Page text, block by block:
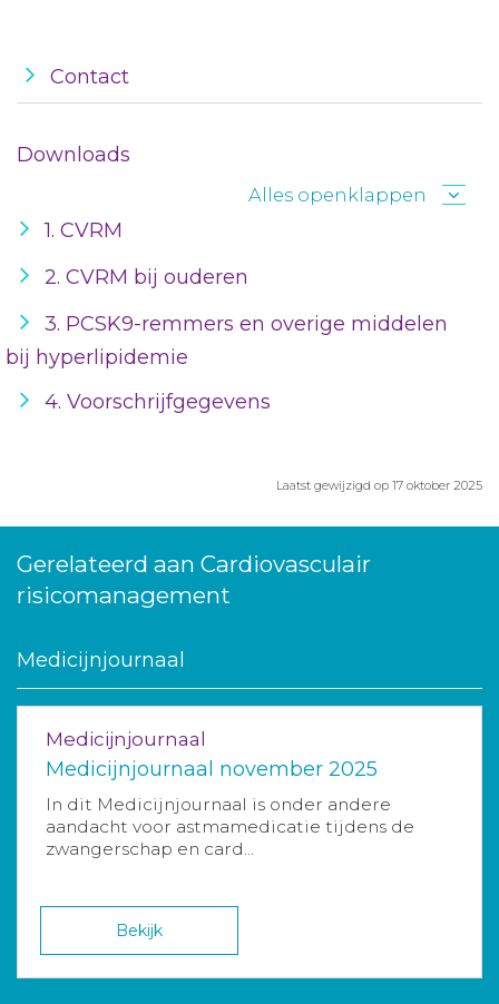
Contact
Downloads
Alles openklappen
1. CVRM
2. CVRM bij ouderen
3. PCSK9-remmers en overige middelen
bij hyperlipidemie
4. Voorschrijfgegevens
Laatst gewijzigd op 17 oktober 2025
Gerelateerd aan Cardiovasculair
risicomanagement
Medicijnjournaal
Medicijnjournaal
Medicijnjournaal november 2025
In dit Medicijnjournaal is onder andere
aandacht voor astmamedicatie tijdens de
zwangerschap en card...
Bekijk